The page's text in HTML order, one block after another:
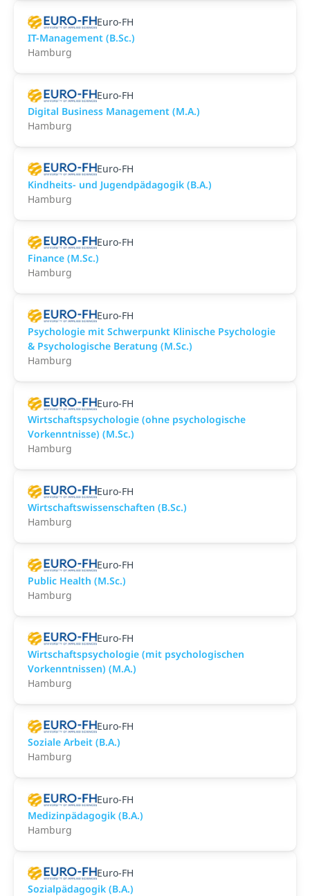
Euro-FH
IT-Management (B.Sc.)
Hamburg
Euro-FH
Digital Business Management (M.A.)
Hamburg
Euro-FH
Kindheits- und Jugendpädagogik (B.A.)
Hamburg
Euro-FH
Finance (M.Sc.)
Hamburg
Euro-FH
Psychologie mit Schwerpunkt Klinische Psychologie
& Psychologische Beratung (M.Sc.)
Hamburg
Euro-FH
Wirtschaftspsychologie (ohne psychologische
Vorkenntnisse) (M.Sc.)
Hamburg
Euro-FH
Wirtschaftswissenschaften (B.Sc.)
Hamburg
Euro-FH
Public Health (M.Sc.)
Hamburg
Euro-FH
Wirtschaftspsychologie (mit psychologischen
Vorkenntnissen) (M.A.)
Hamburg
Euro-FH
Soziale Arbeit (B.A.)
Hamburg
Euro-FH
Medizinpädagogik (B.A.)
Hamburg
Euro-FH
Sozialpädagogik (B.A.)